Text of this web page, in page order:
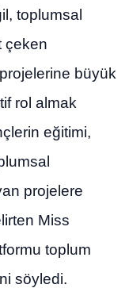
toplumsal
çeken
büyük
rol almak
eğitimi,
projelere
Miss
toplum
söyledi.